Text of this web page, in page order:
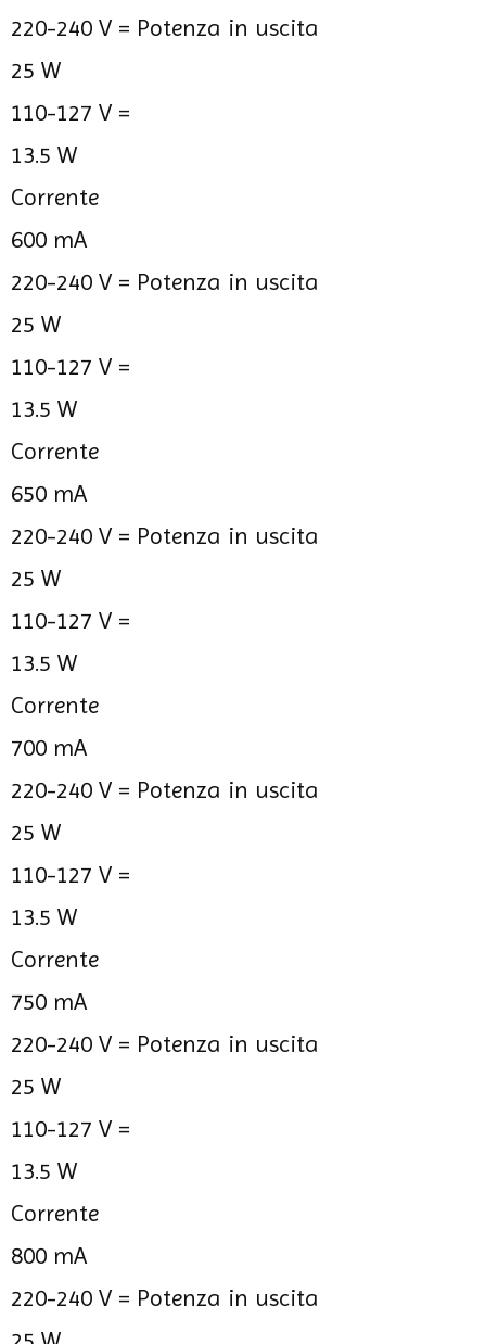
220-240 V = Potenza in uscita
25 W
110-127 V =
13.5 W
Corrente
600 mA
220-240 V = Potenza in uscita
25 W
110-127 V =
13.5 W
Corrente
650 mA
220-240 V = Potenza in uscita
25 W
110-127 V =
13.5 W
Corrente
700 mA
220-240 V = Potenza in uscita
25 W
110-127 V =
13.5 W
Corrente
750 mA
220-240 V = Potenza in uscita
25 W
110-127 V =
13.5 W
Corrente
800 mA
220-240 V = Potenza in uscita